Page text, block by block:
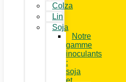
Colza
Lin
Soja
Notre
gamme
inoculants
:
soja
et